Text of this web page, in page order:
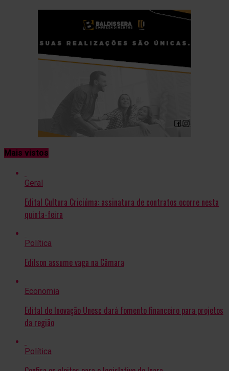
Mais vistos
Geral
Edital Cultura Criciúma: assinatura de contratos ocorre nesta
quinta-feira
Política
Edilson assume vaga na Câmara
Economia
Edital de Inovação Unesc dará fomento financeiro para projetos
da região
Política